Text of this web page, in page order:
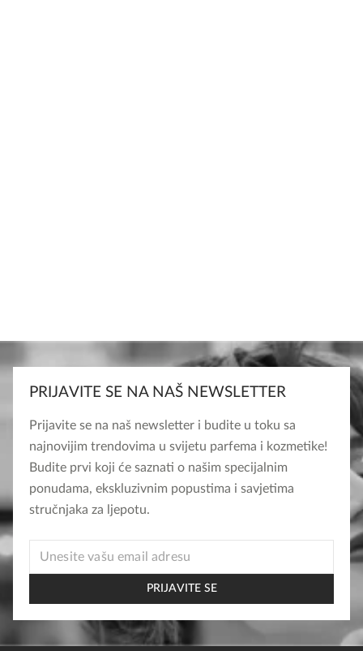
PRIJAVITE SE NA NAŠ NEWSLETTER
Prijavite se na naš newsletter i budite u toku sa
najnovijim trendovima u svijetu parfema i kozmetike!
Budite prvi koji će saznati o našim specijalnim
ponudama, ekskluzivnim popustima i savjetima
stručnjaka za ljepotu.
EMAIL
PRIJAVITE SE